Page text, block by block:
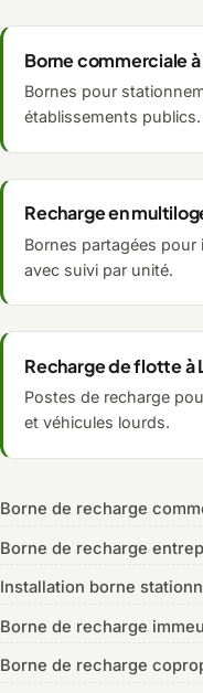
Borne commerciale
Bornes pour
établissements publics.
Recharge en
Bornes partagées
avec suivi par unité.
Recharge de flotte à
Postes de recharge
et véhicules lourds.
Borne de recharge
Borne de recharge
Installation borne
Borne de recharge
Borne de recharge